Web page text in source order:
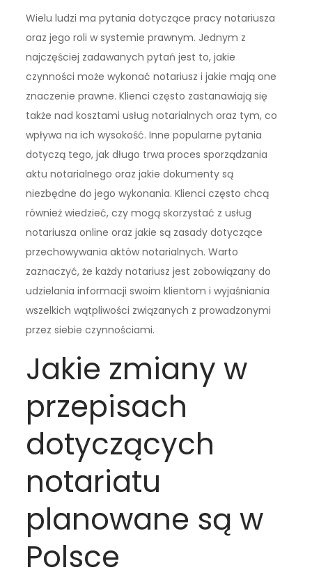
Wielu ludzi ma pytania dotyczące pracy notariusza
oraz jego roli w systemie prawnym. Jednym z
najczęściej zadawanych pytań jest to, jakie
czynności może wykonać notariusz i jakie mają one
znaczenie prawne. Klienci często zastanawiają się
także nad kosztami usług notarialnych oraz tym, co
wpływa na ich wysokość. Inne popularne pytania
dotyczą tego, jak długo trwa proces sporządzania
aktu notarialnego oraz jakie dokumenty są
niezbędne do jego wykonania. Klienci często chcą
również wiedzieć, czy mogą skorzystać z usług
notariusza online oraz jakie są zasady dotyczące
przechowywania aktów notarialnych. Warto
zaznaczyć, że każdy notariusz jest zobowiązany do
udzielania informacji swoim klientom i wyjaśniania
wszelkich wątpliwości związanych z prowadzonymi
przez siebie czynnościami.
Jakie zmiany w
przepisach
dotyczących
notariatu
planowane są w
Polsce